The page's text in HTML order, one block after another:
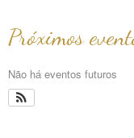
Próximos
Não há eventos futuros